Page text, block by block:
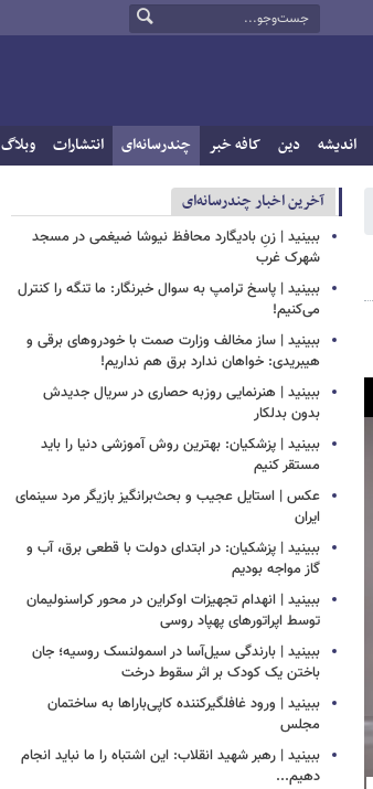
اندیشه دین کافه خبر چندرسانه‌ای انتشارات وبلاگ
آخرین اخبار چندرسانه‌ای
ببینید | زنِ بادیگارد محافظ نیوشا ضیغمی در مسجد
شهرک غرب
ببینید | پاسخ ترامپ به سوال خبرنگار: ما تنگه را کنترل
می‌کنیم!
ببینید | ساز مخالف وزارت صمت با خودروهای برقی و
هیبریدی: خواهان ندارد برق هم نداریم!
ببینید | هنرنمایی روزبه حصاری در سریال جدیدش
بدون بدلکار
ببینید | پزشکیان: بهترین روش آموزشی دنیا را باید
مستقر کنیم
عکس | استایل عجیب و بحث‌برانگیز بازیگر مرد سینمای
ایران
ببینید | پزشکیان: در ابتدای دولت با قطعی برق، آب و
گاز مواجه بودیم
ببینید | انهدام تجهیزات اوکراین در محور کراسنولیمان
توسط اپراتورهای پهپاد روسی
ببینید | بارندگی سیل‌آسا در اسمولنسک روسیه؛ جان
باختن یک کودک بر اثر سقوط درخت
ببینید | ورود غافلگیرکننده کاپی‌باراها به ساختمان
مجلس
ببینید | رهبر شهید انقلاب: این اشتباه را ما نباید انجام
دهیم...